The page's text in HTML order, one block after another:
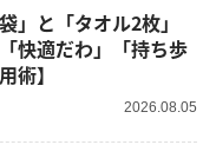
」と「タオル2枚」
快適だわ」「持ち歩
術】
2026.08.05